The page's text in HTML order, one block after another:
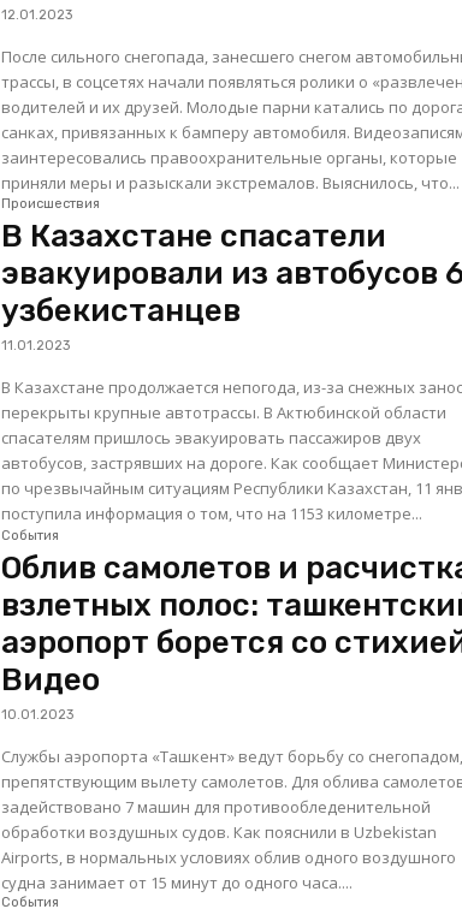
12.01.2023
После сильного снегопада, занесшего снегом
трассы, в соцсетях начали появляться ролики о
водителей и их друзей. Молодые парни катались по
санках, привязанных к бамперу автомобиля. Видеозаписями
заинтересовались правоохранительные органы, которые
приняли меры и разыскали экстремалов. Выяснилось, что...
Происшествия
В Казахстане спасатели
эвакуировали из автобусов
узбекистанцев
11.01.2023
В Казахстане продолжается непогода, из-за снежных
перекрыты крупные автотрассы. В Актюбинской области
спасателям пришлось эвакуировать пассажиров двух
автобусов, застрявших на дороге. Как сообщает Министерство
по чрезвычайным ситуациям Республики Казахстан, 11
поступила информация о том, что на 1153 километре...
События
Облив самолетов и
взлетных полос:
аэропорт борется со
Видео
10.01.2023
Службы аэропорта «Ташкент» ведут борьбу со снегопадом,
препятствующим вылету самолетов. Для облива самолетов
задействовано 7 машин для противообледенительной
обработки воздушных судов. Как пояснили в Uzbekistan
Airports, в нормальных условиях облив одного воздушного
судна занимает от 15 минут до одного часа....
События